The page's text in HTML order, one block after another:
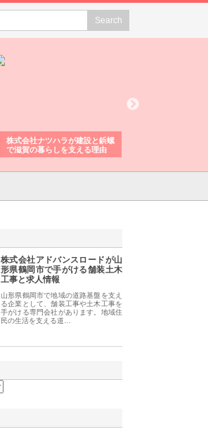
株式会社ナツハラが建設と鋲螺
で滋賀の暮らしを支える理由
株式会社アドバンスロードが山
形県鶴岡市で手がける舗装土木
工事と求人情報
山形県鶴岡市で地域の道路基盤を支え
る企業として、舗装工事や土木工事を
手がける専門会社があります。地域住
民の生活を支える道…